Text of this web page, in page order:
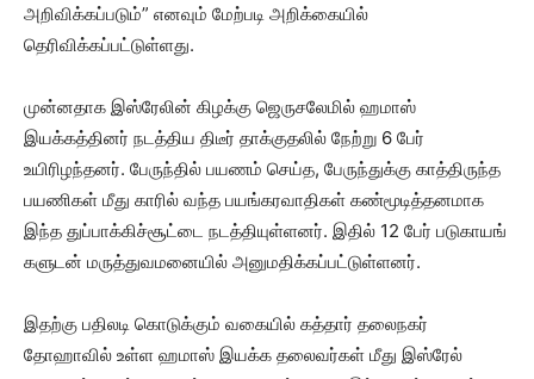
அறிவிக்கப்படும்” எனவும் மேற்படி அறிக்கையில்
தெரிவிக்கப்பட்டுள்ளது.
முன்னதாக இஸ்ரேலின் கிழக்கு ஜெருசலேமில் ஹமாஸ்
இயக்கத்தினர் நடத்திய திடீர் தாக்குதலில் நேற்று 6 பேர்
உயிரிழந்தனர். பேருந்​தில் பயணம் செய்த, பேருந்​துக்கு காத்​திருந்த
பயணி​கள் மீது காரில் வந்த பயங்​கர​வா​தி​கள் கண்​மூடித்​தன​மாக
இந்த துப்பாக்​கிச்​சூட்டை நடத்​தி​யுள்​ளனர். இதில் 12 பேர் படு​கா​யங்​
களு​டன் மருத்​து​வ​மனை​யில் அனு​ம​திக்​கப்​பட்​டுள்​ளனர்.
இதற்கு பதிலடி கொடுக்கும் வகையில் கத்தார் தலைநகர்
தோஹாவில் உள்ள ஹமாஸ் இயக்க தலைவர்கள் மீது இஸ்ரேல்